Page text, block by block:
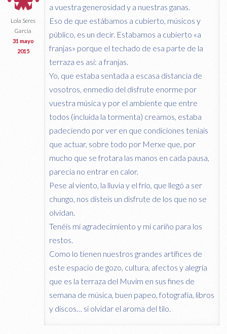
Lola Seres
Garcia
31 mayo
2015
a vuestra generosidad y a nuestras ganas.
Eso de que estábamos a cubierto, músicos y
público, es un decir. Estabamos a cubierto «a
franjas» porque el techado de esa parte de la
terraza es asi: a franjas.
Yo, que estaba sentada a escasa distancia de
vosotros, enmedio del disfrute enorme por
vuestra música y por el ambiente que entre
todos (incluida la tormenta) creamos, estaba
padeciendo por ver en que condiciones teníais
que actuar, sobre todo por Merxe que, por
mucho que se frotara las manos en cada pausa,
parecia no entrar en calor.
Pese al viento, la lluvia y el frío, que llegó a ser
chungo, nos disteis un disfrute de los que no se
olvidan.
Tenéis mi agradecimiento y mi cariño para los
restos.
Como lo tienen nuestros grandes artífices de
este espacio de gozo, cultura, afectos y alegría
que es la terraza del Muvim en sus fines de
semana de música, buen papeo, fotografía, libros
y discos… si olvidar el aroma del tilo.